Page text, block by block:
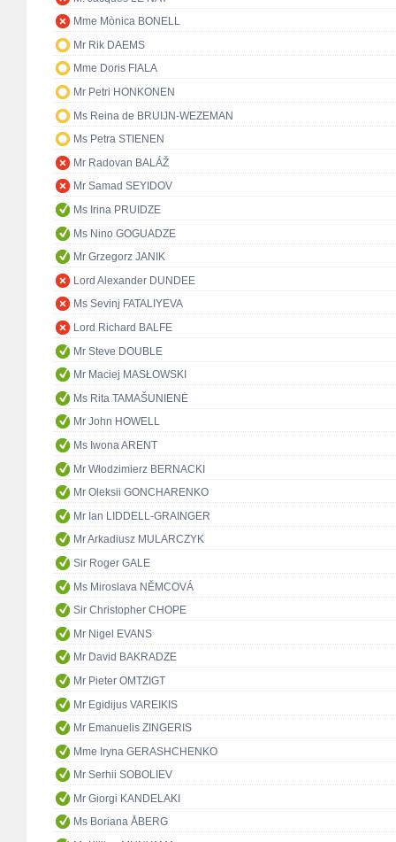
Mme Mònica BONELL
Mr Rik DAEMS
Mme Doris FIALA
Mr Petri HONKONEN
Ms Reina de BRUIJN-WEZEMAN
Ms Petra STIENEN
Mr Radovan BALÁŽ
Mr Samad SEYIDOV
Ms Irina PRUIDZE
Ms Nino GOGUADZE
Mr Grzegorz JANIK
Lord Alexander DUNDEE
Ms Sevinj FATALIYEVA
Lord Richard BALFE
Mr Steve DOUBLE
Mr Maciej MASŁOWSKI
Ms Rita TAMAŠUNIENĖ
Mr John HOWELL
Ms Iwona ARENT
Mr Włodzimierz BERNACKI
Mr Oleksii GONCHARENKO
Mr Ian LIDDELL-GRAINGER
Mr Arkadiusz MULARCZYK
Sir Roger GALE
Ms Miroslava NĚMCOVÁ
Sir Christopher CHOPE
Mr Nigel EVANS
Mr David BAKRADZE
Mr Pieter OMTZIGT
Mr Egidijus VAREIKIS
Mr Emanuelis ZINGERIS
Mme Iryna GERASHCHENKO
Mr Serhii SOBOLIEV
Mr Giorgi KANDELAKI
Ms Boriana ÅBERG